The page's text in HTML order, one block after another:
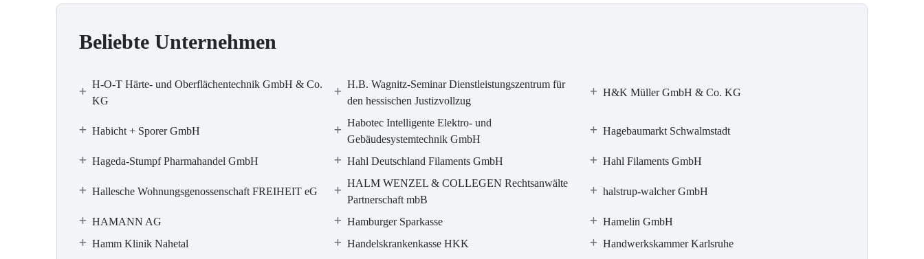
Beliebte Unternehmen
H-O-T Härte- und Oberflächentechnik GmbH & Co.
KG
H.B. Wagnitz-Seminar Dienstleistungszentrum für
den hessischen Justizvollzug
H&K Müller GmbH & Co. KG
Habicht + Sporer GmbH
Habotec Intelligente Elektro- und
Gebäudesystemtechnik GmbH
Hagebaumarkt Schwalmstadt
Hageda-Stumpf Pharmahandel GmbH Hahl Deutschland Filaments GmbH Hahl Filaments GmbH
Hallesche Wohnungsgenossenschaft FREIHEIT eG
HALM WENZEL & COLLEGEN Rechtsanwälte
Partnerschaft mbB
halstrup-walcher GmbH
HAMANN AG Hamburger Sparkasse
Hamelin GmbH
Hamm Klinik Nahetal
Handelskrankenkasse HKK Handwerkskammer Karlsruhe